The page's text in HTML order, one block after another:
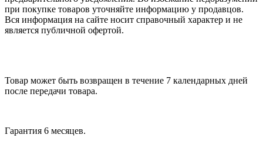
при покупке товаров уточняйте информацию у продавцов.
Вся информация на сайте носит справочный характер и не
является публичной офертой.
Товар может быть возвращен в течение 7 календарных дней
после передачи товара.
Гарантия 6 месяцев.